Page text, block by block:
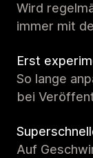
Wird
immer mit
Erst
So lange
bei
Auf